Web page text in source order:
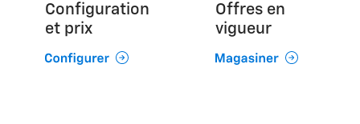
Configuration
et prix
Offres en
vigueur